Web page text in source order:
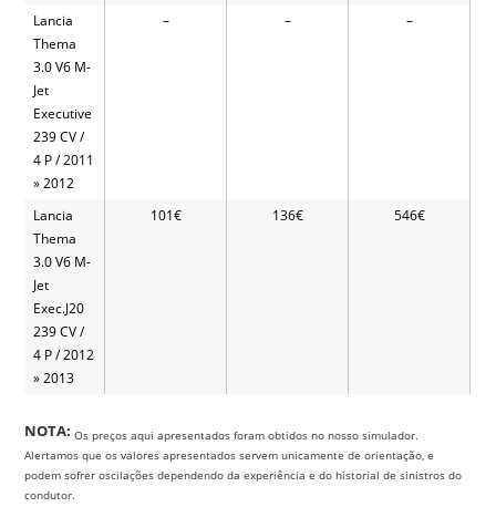
Lancia
Thema
3.0 V6 M-
Jet
Executive
239 CV /
4 P / 2011
» 2012
– – –
Lancia
Thema
3.0 V6 M-
Jet
Exec.J20
239 CV /
4 P / 2012
» 2013
101€ 136€ 546€
NOTA: Os preços aqui apresentados foram obtidos no nosso simulador.
Alertamos que os valores apresentados servem unicamente de orientação, e
podem sofrer oscilações dependendo da experiência e do historial de sinistros do
condutor.